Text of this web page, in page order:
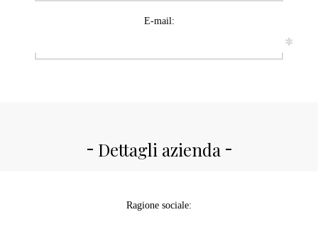
E-mail:
*
Dettagli azienda
Ragione sociale: